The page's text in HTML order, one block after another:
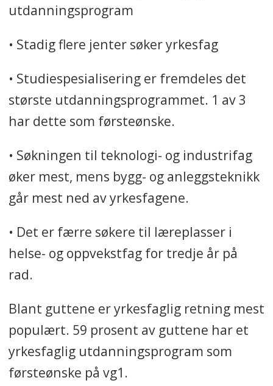
utdanningsprogram
• Stadig flere jenter søker yrkesfag
• Studiespesialisering er fremdeles det
største utdanningsprogrammet. 1 av 3
har dette som førsteønske.
• Søkningen til teknologi- og industrifag
øker mest, mens bygg- og anleggsteknikk
går mest ned av yrkesfagene.
• Det er færre søkere til læreplasser i
helse- og oppvekstfag for tredje år på
rad.
Blant guttene er yrkesfaglig retning mest
populært. 59 prosent av guttene har et
yrkesfaglig utdanningsprogram som
førsteønske på vg1.